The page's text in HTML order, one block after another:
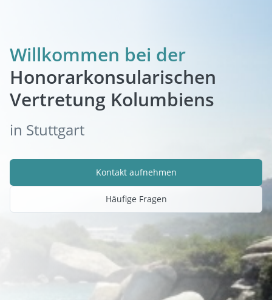
Willkommen bei der
Honorarkonsularischen
Vertretung Kolumbiens
in Stuttgart
Kontakt aufnehmen
Häufige Fragen